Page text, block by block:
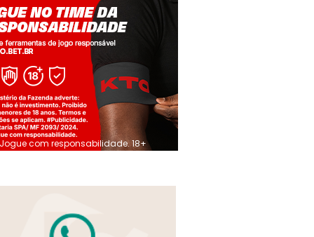
Jogue com responsabilidade. 18+